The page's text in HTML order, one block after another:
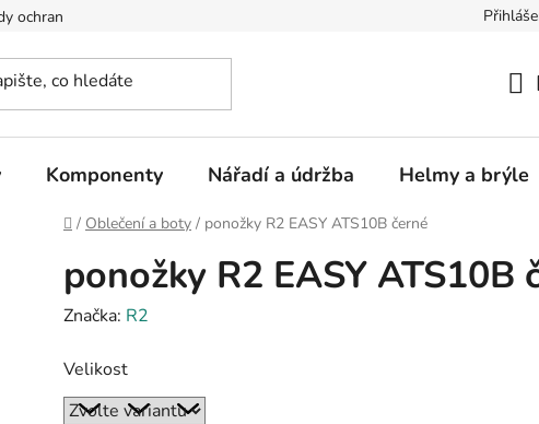
ochrany osobních údajů
Komponenty Nářadí a údržba Helmy a brýle
Domů
/ Oblečení a boty / ponožky R2 EASY ATS10B černé
ponožky R2 EASY ATS10B
Značka: R2
Velikost